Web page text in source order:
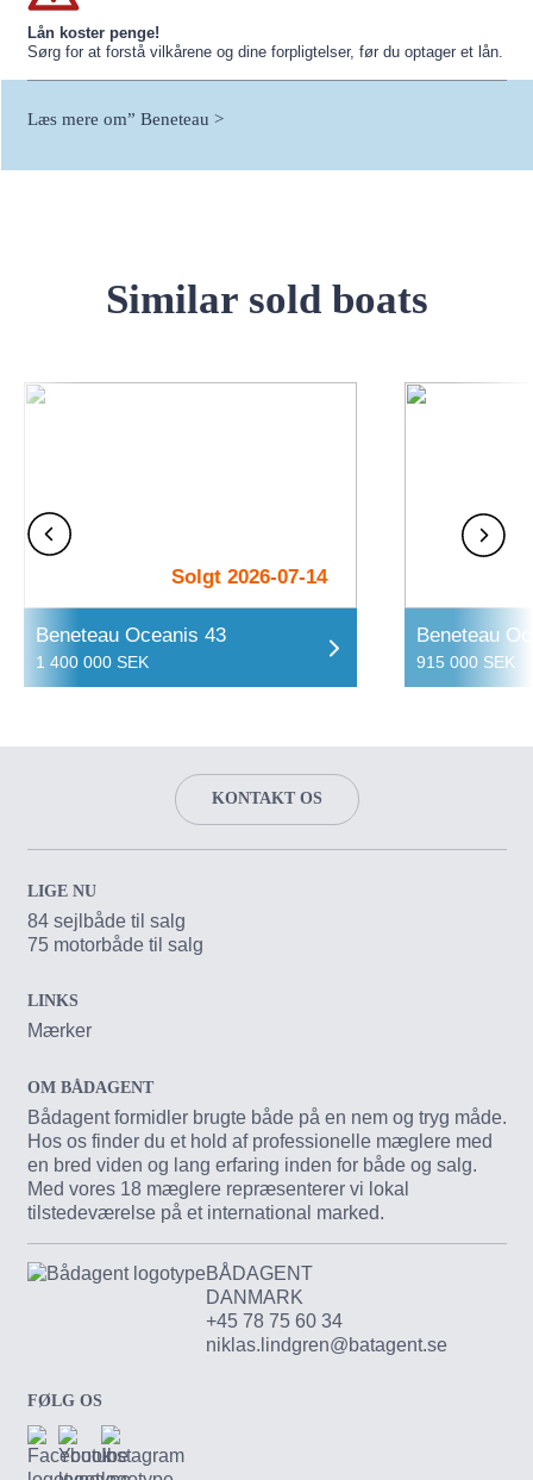
Lån koster penge!
Sørg for at forstå vilkårene og dine forpligtelser, før du optager et lån.
Læs mere om” Beneteau >
Similar sold boats
Solgt 2026-07-14
Beneteau Oceanis 43
1 400 000 SEK
Beneteau
915 000 SEK
KONTAKT OS
LIGE NU
84 sejlbåde til salg
75 motorbåde til salg
LINKS
Mærker
OM BÅDAGENT
Bådagent formidler brugte både på en nem og tryg måde.
Hos os finder du et hold af professionelle mæglere med
en bred viden og lang erfaring inden for både og salg.
Med vores 18 mæglere repræsenterer vi lokal
tilstedeværelse på et international marked.
BÅDAGENT
DANMARK
+45 78 75 60 34
niklas.lindgren@batagent.se
FØLG OS